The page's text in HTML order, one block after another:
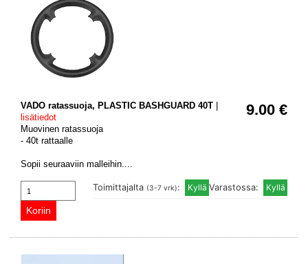
9.00 €
VADO ratassuoja, PLASTIC BASHGUARD 40T
lisätiedot
Muovinen ratassuoja
- 40t rattaalle
Sopii seuraaviin malleihin....
Varastossa:
Toimittajalta (3-7 vrk):